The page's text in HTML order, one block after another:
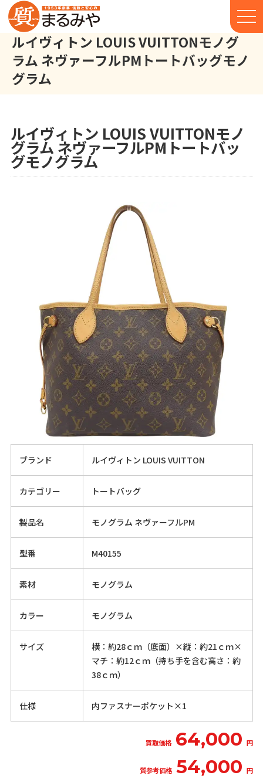
ルイヴィトン LOUIS VUITTONモノグ
ラム ネヴァーフルPMトートバッグモノ
グラム
ルイヴィトン LOUIS VUITTONモノ
グラム ネヴァーフルPMトートバッ
グモノグラム
ブランド ルイヴィトン LOUIS VUITTON
カテゴリー トートバッグ
製品名 モノグラム ネヴァーフルPM
型番 M40155
素材 モノグラム
カラー モノグラム
サイズ
横：約28ｃｍ（底面）×縦：約21ｃｍ×
マチ：約12ｃｍ（持ち手を含む高さ：約
38ｃｍ）
仕様 内ファスナーポケット×1
買取価格 64,000 円
質参考価格 54,000 円